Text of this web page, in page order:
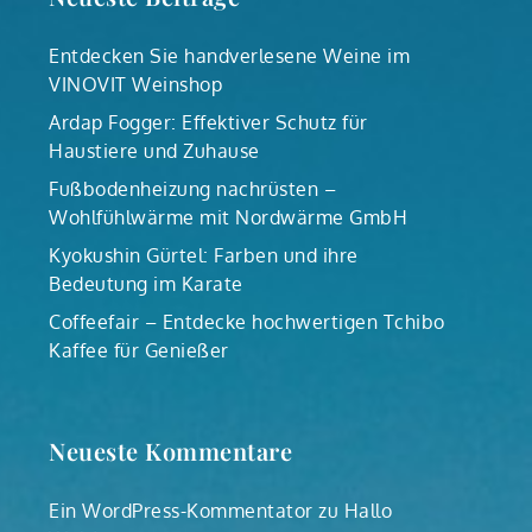
Entdecken Sie handverlesene Weine im
VINOVIT Weinshop
Ardap Fogger: Effektiver Schutz für
Haustiere und Zuhause
Fußbodenheizung nachrüsten –
Wohlfühlwärme mit Nordwärme GmbH
Kyokushin Gürtel: Farben und ihre
Bedeutung im Karate
Coffeefair – Entdecke hochwertigen Tchibo
Kaffee für Genießer
Neueste Kommentare
Ein WordPress-Kommentator zu Hallo